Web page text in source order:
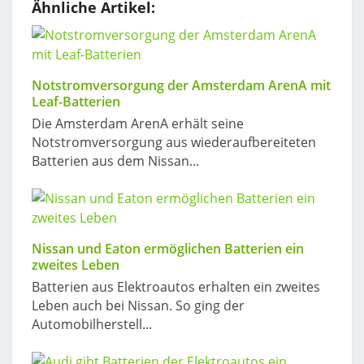
Ähnliche Artikel:
Notstromversorgung der Amsterdam ArenA mit
Leaf-Batterien
Die Amsterdam ArenA erhält seine
Notstromversorgung aus wiederaufbereiteten
Batterien aus dem Nissan...
Nissan und Eaton ermöglichen Batterien ein
zweites Leben
Batterien aus Elektroautos erhalten ein zweites
Leben auch bei Nissan. So ging der
Automobilherstell...